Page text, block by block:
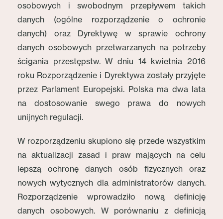
osobowych i swobodnym przepływem takich
danych (ogólne rozporządzenie o ochronie
danych) oraz Dyrektywę w sprawie ochrony
danych osobowych przetwarzanych na potrzeby
ścigania przestępstw. W dniu 14 kwietnia 2016
roku Rozporządzenie i Dyrektywa zostały przyjęte
przez Parlament Europejski. Polska ma dwa lata
na dostosowanie swego prawa do nowych
unijnych regulacji.
W rozporządzeniu skupiono się przede wszystkim
na aktualizacji zasad i praw mających na celu
lepszą ochronę danych osób fizycznych oraz
nowych wytycznych dla administratorów danych.
Rozporządzenie wprowadziło nową definicję
danych osobowych. W porównaniu z definicją